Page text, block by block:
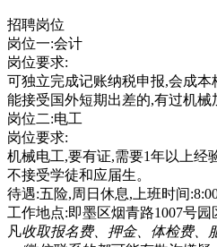
招聘岗位
岗位一:会计
岗位要求:
可独立完成记账纳税申报,会成
能接受国外短期出差的,有过机械
岗位二:电工
岗位要求:
机械电工,要有证,需要1年以上经
不接受学徒和应届生。
待遇:五险,周日休息,上班时间
工作地点:即墨区烟青路1007号园
凡收取报名费、押金、体检费、